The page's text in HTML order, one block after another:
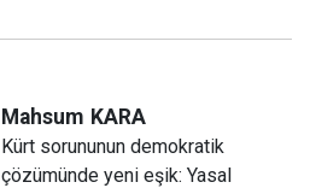
Mahsum KARA
Kürt sorununun demokratik
çözümünde yeni eşik: Yasal